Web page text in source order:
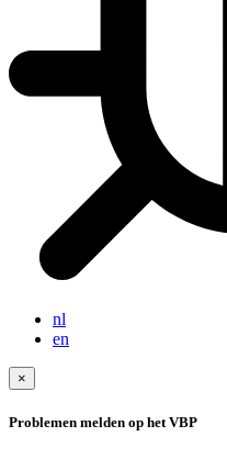
nl
en
×
Problemen melden op het VBP